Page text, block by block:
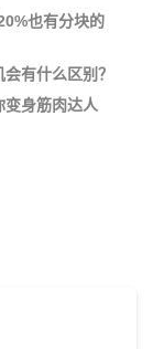
也有分块的
有什么区别？
变身筋肉达人